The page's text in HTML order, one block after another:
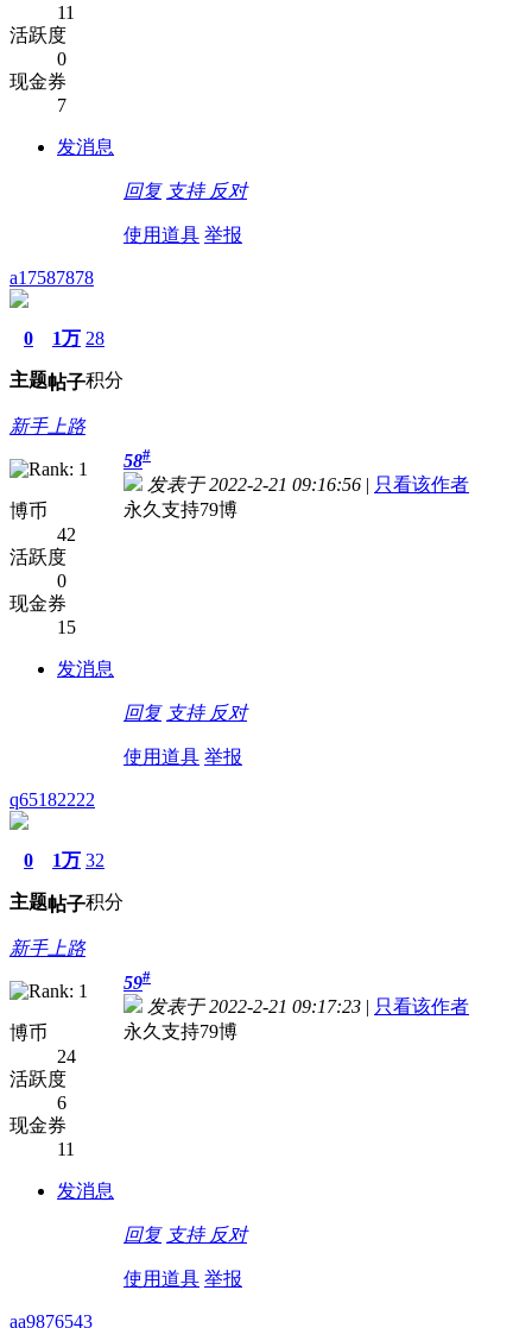
11
活跃度
0
现金券
7
发消息
回复 支持 反对
使用道具 举报
a17587878
0
主题
1万
帖子
28
积分
新手上路
博币
42
活跃度
0
现金券
15
发消息
58#
发表于 2022-2-21 09:16:56 | 只看该作者
永久支持79博
回复 支持 反对
使用道具 举报
q65182222
0
主题
1万
帖子
32
积分
新手上路
博币
24
活跃度
6
现金券
11
发消息
59#
发表于 2022-2-21 09:17:23 | 只看该作者
永久支持79博
回复 支持 反对
使用道具 举报
aa9876543